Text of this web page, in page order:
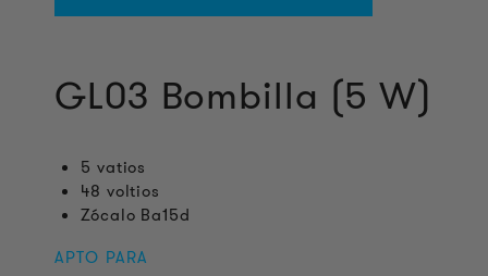
GL03 Bombilla (5 W)
5 vatios
48 voltios
Zócalo Ba15d
APTO PARA